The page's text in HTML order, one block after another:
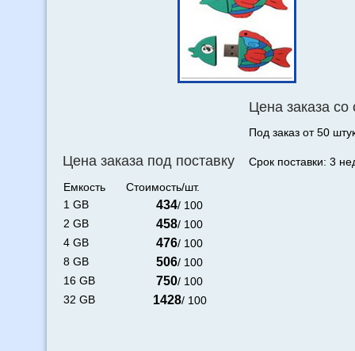
Цена заказа под поставку
Емкость
Стоимость/шт.
1 GB
434/ 100
2 GB
458/ 100
4 GB
476/ 100
8 GB
506/ 100
16 GB
750/ 100
32 GB
1428/ 100
Цена заказа со
Под заказ от 50
Срок поставки: 3